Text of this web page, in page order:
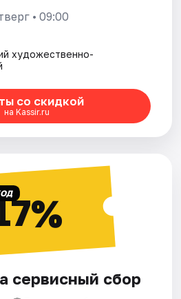
• 09:00
художественно-
со скидкой
на Kassir.ru
сервисный сбор